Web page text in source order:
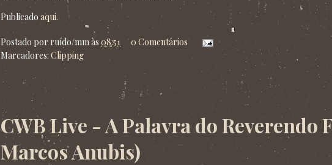
Publicado aqui.
Postado por ruído/mmàs 08:51
0 Comentários
Marcadores: Clipping
segunda-feira, 18 de novembro de 2013
CWB Live - A Palavra do Reverendo
Marcos Anubis)